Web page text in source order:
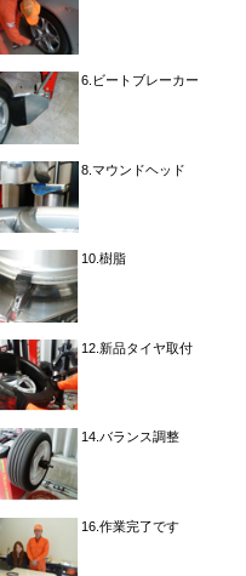
6.ビートブレーカー
8.マウンドヘッド
10.樹脂
12.新品タイヤ取付
14.バランス調整
16.作業完了です